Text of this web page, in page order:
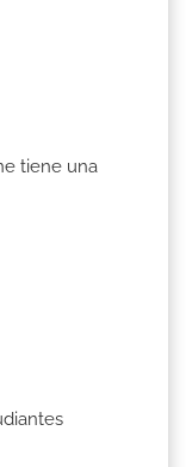
tiene una